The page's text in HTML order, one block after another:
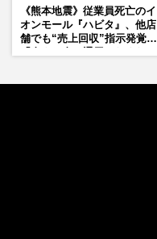
《熊本地震》従業員死亡のイ
オンモール『ハビタ』、他店
舗でも“売上回収”指示発覚で